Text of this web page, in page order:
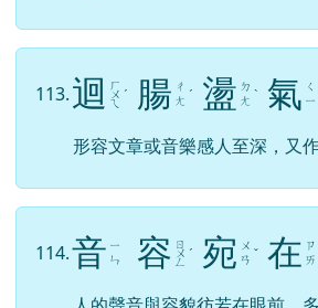
113.迴 ㄏ
ㄨ
ㄟ
ˊ 腸 ㄔ
ㄤ ˊ 盪 ㄉ
ㄤ ˋ 氣 ㄑ
ㄧ
形容文章或音樂感人至深，又
114.音 ㄧ
ㄣ
容 ㄖ
ㄨ
ㄥ
ˊ 宛 ㄨ
ㄢ ˇ 在 ㄗ
ㄞ